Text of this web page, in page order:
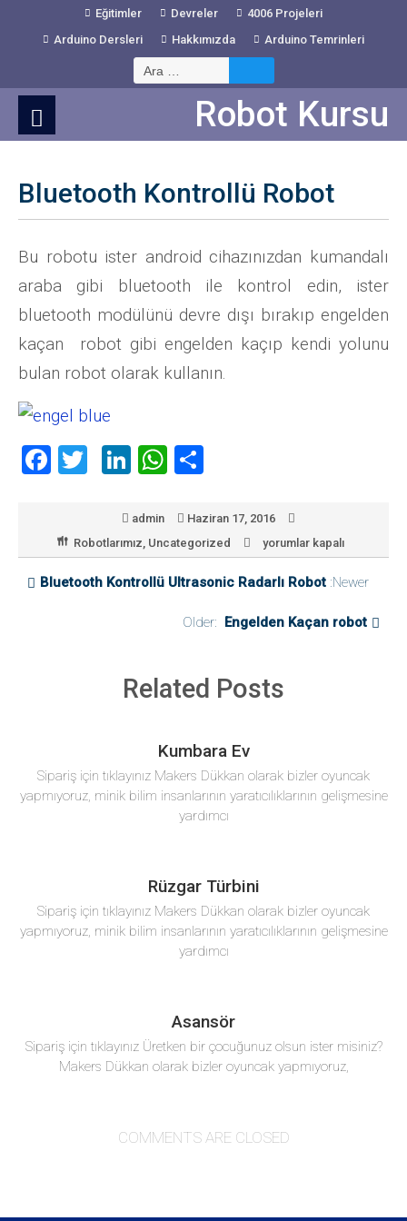
Eğitimler Devreler
4006 Projeleri
Arduino Dersleri
Hakkımızda Arduino Temrinleri
Arama:
Robot Kursu
Bluetooth Kontrollü Robot
Bu robotu ister android cihazınızdan kumandalı
araba gibi bluetooth ile kontrol edin, ister
bluetooth modülünü devre dışı bırakıp engelden
kaçan robot gibi engelden kaçıp kendi yolunu
bulan robot olarak kullanın.
F
b
o
T
er
Li
e
dI
n
W
at
s
A
yl
a
ş
admin
Haziran 17, 2016
Robotlarımız, Uncategorized
Bluetooth
Kontrollü
Robot
yorumlar kapalı
Bluetooth Kontrollü Ultrasonic Radarlı Robot :Newer
Older: Engelden Kaçan robot
Related Posts
Kumbara Ev
Sipariş için tıklayınız Makers Dükkan olarak bizler oyuncak
yapmıyoruz, minik bilim insanlarının yaratıcılıklarının gelişmesine
yardımcı
Rüzgar Türbini
Sipariş için tıklayınız Makers Dükkan olarak bizler oyuncak
yapmıyoruz, minik bilim insanlarının yaratıcılıklarının gelişmesine
yardımcı
Asansör
Sipariş için tıklayınız Üretken bir çocuğunuz olsun ister misiniz?
Makers Dükkan olarak bizler oyuncak yapmıyoruz,
COMMENTS ARE CLOSED